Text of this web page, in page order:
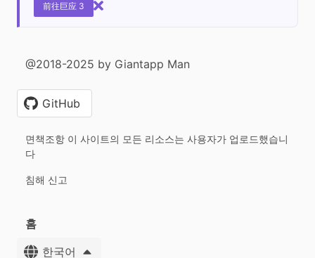
前往巨应 3
@2018-2025 by Giantapp Man
GitHub
면책조항 이 사이트의 모든 리소스는 사용자가 업로드했습니
다
침해 신고
홈
한국어